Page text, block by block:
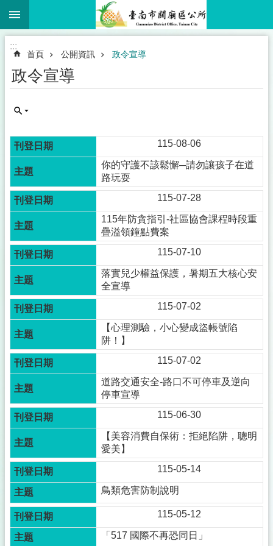
跳到主要內容區塊
搜
尋
階
搜
民
卡
專
區
認
識
關
廟
公
所
紹
革
熱
防
治
專
區
及
預
防
射
疫
苗
接
種
便
:::
首頁 公開資訊 政令宣導
政令宣導
115-08-06
你的守護不該鬆懈─請勿讓孩子在道
路玩耍
115-07-28
115年防貪指引-社區協會課程時段重
疊溢領鐘點費案
115-07-10
落實兒少權益保護，暑期五大核心安
全宣導
115-07-02
【心理測驗，小心變成盜帳號陷
阱！】
115-07-02
道路交通安全-路口不可停車及逆向
停車宣導
115-06-30
【美容消費自保術：拒絕陷阱，聰明
愛美】
115-05-14
鳥類危害防制說明
115-05-12
「517 國際不再恐同日」